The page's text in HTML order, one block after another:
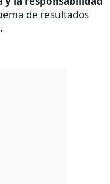
de resultados